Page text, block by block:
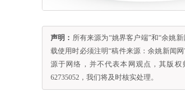
声明： 所有来源为“姚界客户端”和“余姚
载使用时必须注明“稿件来源：余姚新闻
源于网络，并不代表本网观点，其版
62735052，我们将及时核实处理。